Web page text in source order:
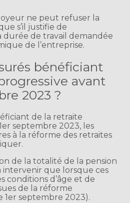
ne peut refuser la
s’il justifie de
durée de travail demandée
de l’entreprise.
bénéficiant
avant
2023 ?
de la retraite
septembre 2023, les
à la réforme des retraites
de la totalité de la pension
que lorsque ces
conditions d’âge et de
de la réforme
1er septembre 2023).